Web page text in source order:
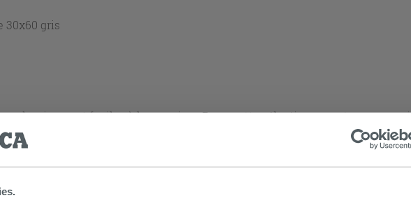
30x60 gris
lumineux et faciles à harmoniser. Dans cette sélection, vous trouverez
des surfaces mates ou légèrement structurées. Les nuances vont du gris
pour un rendu naturel et non uniforme. Le format 30x60 est idéal pour